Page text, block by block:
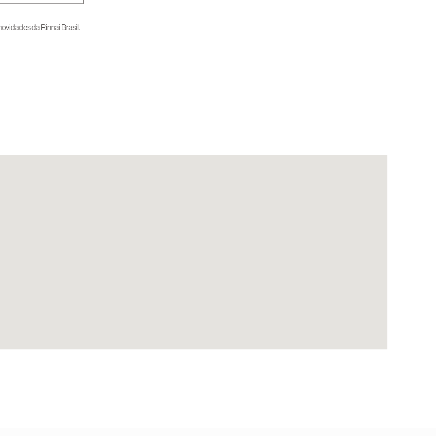
da Rinnai Brasil.